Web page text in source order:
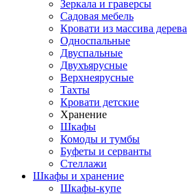
Зеркала и граверсы
Садовая мебель
Кровати из массива дерева
Односпальные
Двуспальные
Двухъярусные
Верхнеярусные
Тахты
Кровати детские
Хранение
Шкафы
Комоды и тумбы
Буфеты и серванты
Стеллажи
Шкафы и хранение
Шкафы-купе